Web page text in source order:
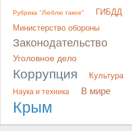
Рубрика "Люблю такое"
ГИБДД
Министерство обороны
Законодательство
Уголовное дело
Коррупция Культура
Наука и техника В мире
Крым